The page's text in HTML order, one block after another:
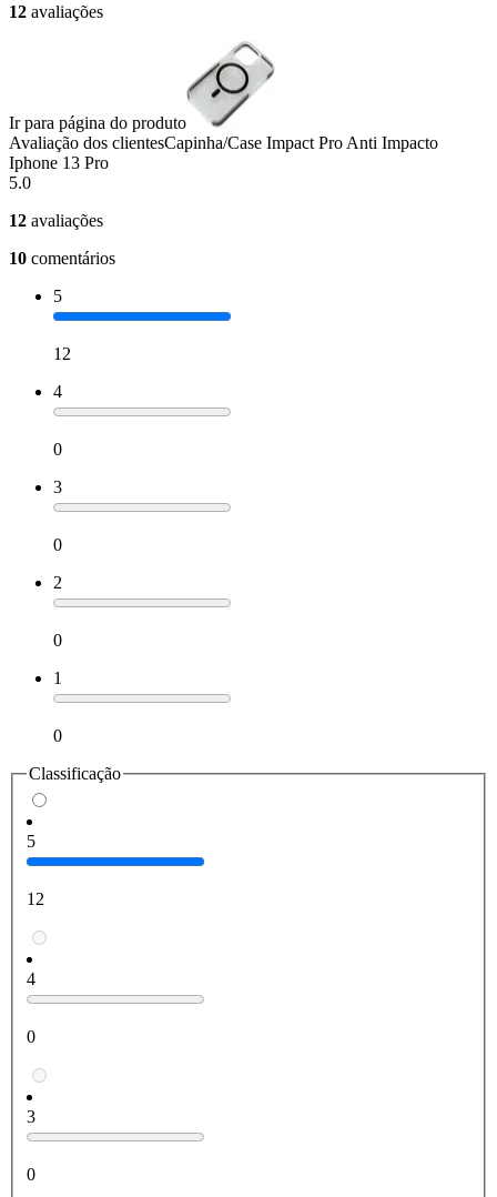
12 avaliações
Ir para página do produto
Avaliação dos clientesCapinha/Case Impact Pro Anti Impacto
Iphone 13 Pro
5.0
12 avaliações
10 comentários
5
12
4
0
3
0
2
0
1
0
Classificação
5
12
4
0
3
0